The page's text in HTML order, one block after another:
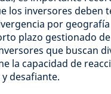
los inversores deben
por
plazo gestionado
que buscan
la capacidad de
desafiante.